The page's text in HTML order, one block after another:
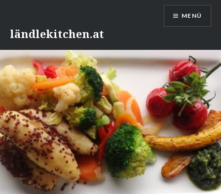
Inhaltländlekitchen.at
MENÜ